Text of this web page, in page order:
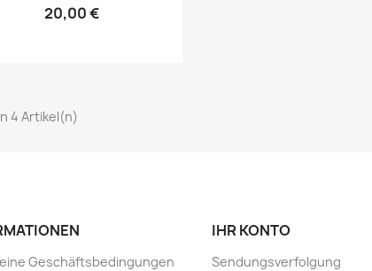
20,00 €
4 Artikel(n)
Geschäftsbedingungen
IHR KONTO
Sendungsverfolgung